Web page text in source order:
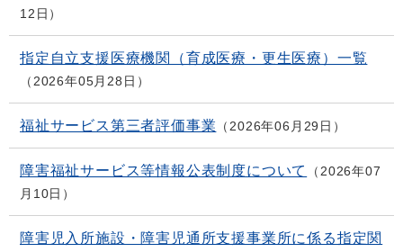
12日
指定自立支援医療機関（育成医療・更生医療）一覧
2026年05月28日
福祉サービス第三者評価事業 2026年06月29日
障害福祉サービス等情報公表制度について
2026年07
月10日
障害児入所施設・障害児通所支援事業所に係る指定関